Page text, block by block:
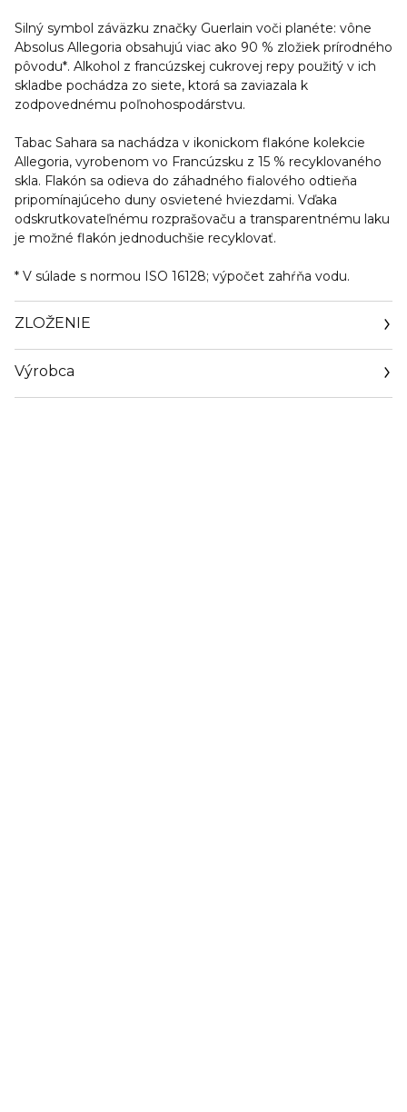
Silný symbol záväzku značky Guerlain voči planéte: vône
Absolus Allegoria obsahujú viac ako 90 % zložiek prírodného
pôvodu*. Alkohol z francúzskej cukrovej repy použitý v ich
skladbe pochádza zo siete, ktorá sa zaviazala k
zodpovednému poľnohospodárstvu.
Tabac Sahara sa nachádza v ikonickom flakóne kolekcie
Allegoria, vyrobenom vo Francúzsku z 15 % recyklovaného
skla. Flakón sa odieva do záhadného fialového odtieňa
pripomínajúceho duny osvietené hviezdami. Vďaka
odskrutkovateľnému rozprašovaču a transparentnému laku
je možné flakón jednoduchšie recyklovať.
* V súlade s normou ISO 16128; výpočet zahŕňa vodu.
ZLOŽENIE
Výrobca